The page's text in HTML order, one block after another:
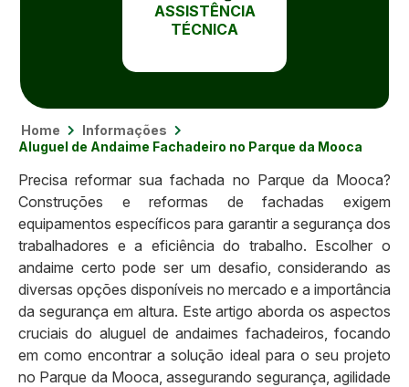
ASSISTÊNCIA
TÉCNICA
Home
Informações
Aluguel de Andaime Fachadeiro no Parque da Mooca
Precisa reformar sua fachada no Parque da Mooca?
Construções e reformas de fachadas exigem
equipamentos específicos para garantir a segurança dos
trabalhadores e a eficiência do trabalho. Escolher o
andaime certo pode ser um desafio, considerando as
diversas opções disponíveis no mercado e a importância
da segurança em altura. Este artigo aborda os aspectos
cruciais do aluguel de andaimes fachadeiros, focando
em como encontrar a solução ideal para o seu projeto
no Parque da Mooca, assegurando segurança, agilidade